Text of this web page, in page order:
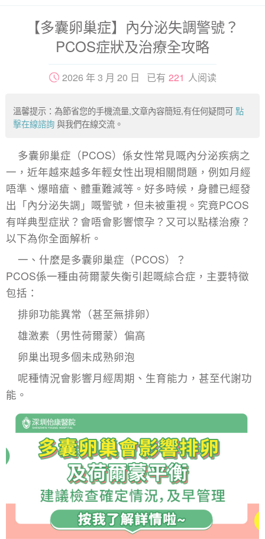
【多囊卵巢症】內分泌失調警號？
PCOS症狀及治療全攻略
2026 年 3 月 20 日 已有 221 人阅读
溫馨提示：為節省您的手機流量,文章內容簡短,有任何疑問可點
擊在線諮詢 與我們在線交流。
多囊卵巢症（PCOS）係女性常見嘅內分泌疾病之
一，近年越來越多年輕女性出現相關問題，例如月經
唔準、爆暗瘡、體重難減等。好多時候，身體已經發
出「內分泌失調」嘅警號，但未被重視。究竟PCOS
有咩典型症狀？會唔會影響懷孕？又可以點樣治療？
以下為你全面解析。
一、什麼是多囊卵巢症（PCOS）？
PCOS係一種由荷爾蒙失衡引起嘅綜合症，主要特徵
包括：
排卵功能異常（甚至無排卵）
雄激素（男性荷爾蒙）偏高
卵巢出現多個未成熟卵泡
呢種情況會影響月經周期、生育能力，甚至代謝功
能。